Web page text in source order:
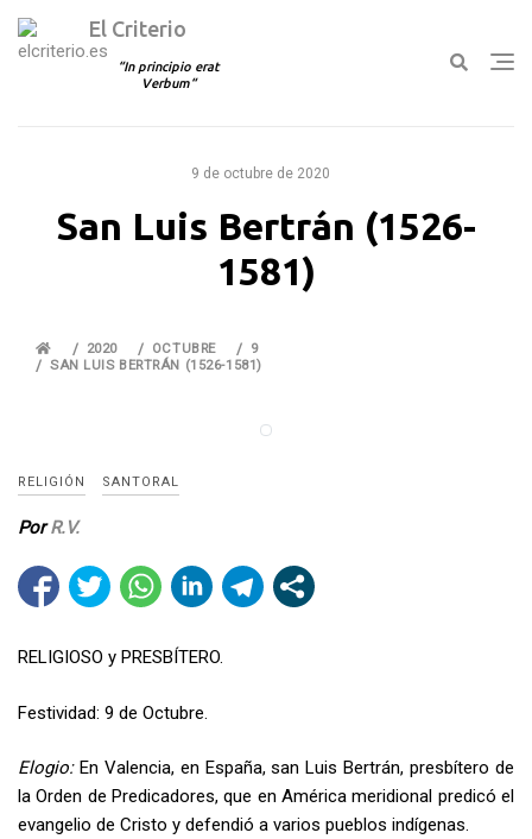
El Criterio
In principio erat
Verbum
9 de octubre de 2020
San Luis Bertrán (1526-
1581)
2020 OCTUBRE
9
SAN LUIS BERTRÁN (1526-1581)
RELIGIÓN SANTORAL
PorR.V.
RELIGIOSO y PRESBÍTERO.
Festividad: 9 de Octubre.
Elogio:En Valencia, en España, san Luis Bertrán, presbítero de
la Orden de Predicadores, que en América meridional predicó el
evangelio de Cristo y defendió a varios pueblos indígenas.